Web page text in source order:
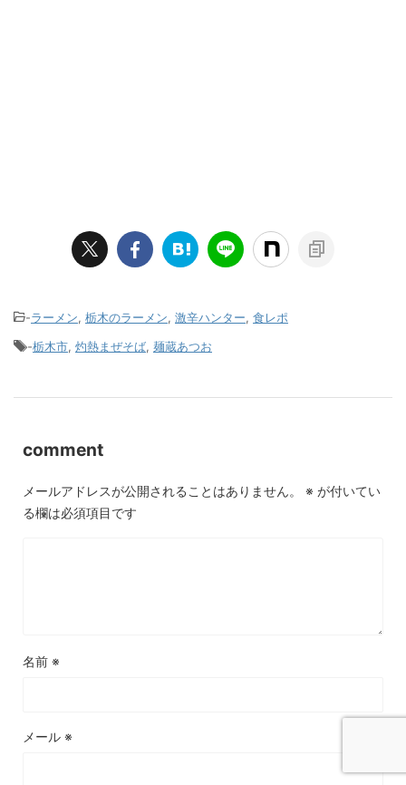
-ラーメン, 栃木のラーメン, 激辛ハンター, 食レポ
-栃木市, 灼熱まぜそば, 麺蔵あつお
comment
メールアドレスが公開されることはありません。 ※ が付いてい
る欄は必須項目です
名前 ※
メール ※